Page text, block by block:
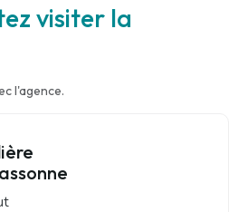
visiter la
l'agence.